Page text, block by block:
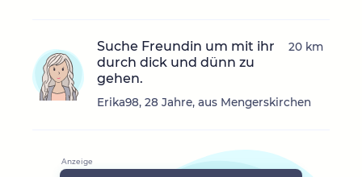
Suche Freundin um mit ihr
durch dick und dünn zu
gehen.
Erika98, 28 Jahre, aus Mengerskirchen
20 km